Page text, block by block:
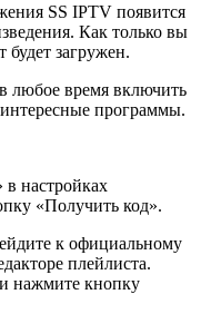
SS IPTV появится
Как только вы
будет загружен.
любое время включить
программы.
настройках
«Получить код».
к официальному
плейлиста.
нажмите кнопку